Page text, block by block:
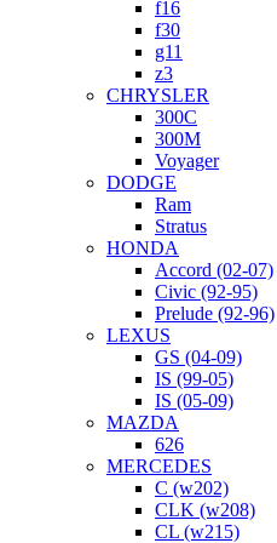
f16
f30
g11
z3
CHRYSLER
300C
300M
Voyager
DODGE
Ram
Stratus
HONDA
Accord (02-07)
Civic (92-95)
Prelude (92-96)
LEXUS
GS (04-09)
IS (99-05)
IS (05-09)
MAZDA
626
MERCEDES
C (w202)
CLK (w208)
CL (w215)